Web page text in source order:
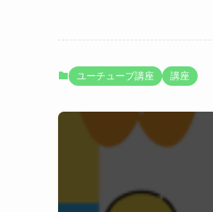
ユーチューブ講座 講座